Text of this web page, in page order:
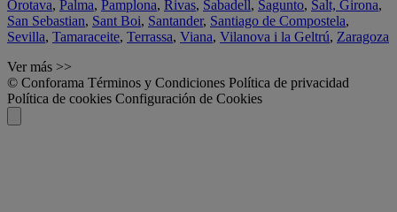
Orotava, Palma, Pamplona, Rivas, Sabadell, Sagunto, Salt, Girona,
San Sebastian, Sant Boi, Santander, Santiago de Compostela,
Sevilla, Tamaraceite, Terrassa, Viana, Vilanova i la Geltrú, Zaragoza
Ver más >>
© Conforama Términos y Condiciones Política de privacidad
Política de cookies Configuración de Cookies